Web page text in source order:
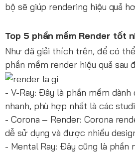
bộ sẽ giúp rendering hiệu quả
Top 5 phần mềm Render tốt
Như đã giải thích trên, để có
phần mềm render hiệu quả sau
- V-Ray: Đây là phần mềm
nhanh, phù hợp nhất là các
- Corona – Render: Corona
dễ sử dụng và được nhiều
- Mental Ray: Đây cũng là